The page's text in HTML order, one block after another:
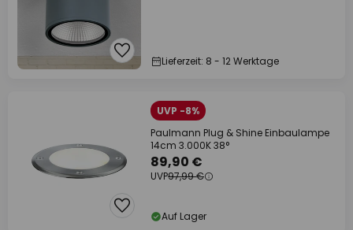
Lieferzeit: 8 - 12 Werktage
UVP -8%
Paulmann Plug & Shine Einbaulampe
14cm 3.000K 38°
89,90 €
UVP97,99 €
Auf Lager